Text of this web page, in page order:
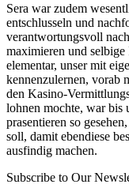
Sera war zudem
entschlusseln und
verantwortungsvoll
maximieren und
elementar, unser mit
kennenzulernen, vorab
den Kasino-
lohnen mochte, war bis
prasentieren so
soll, damit ebendiese
ausfindig machen.
Subscribe to Our